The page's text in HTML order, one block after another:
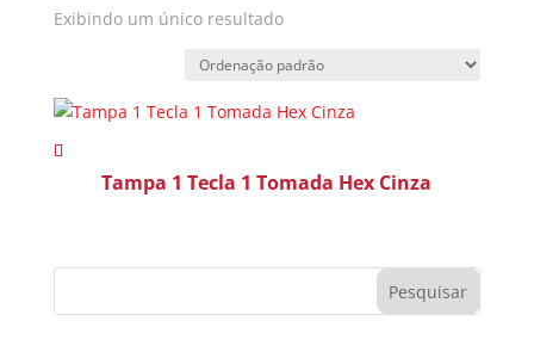
Exibindo um único resultado
Tampa 1 Tecla 1 Tomada Hex Cinza